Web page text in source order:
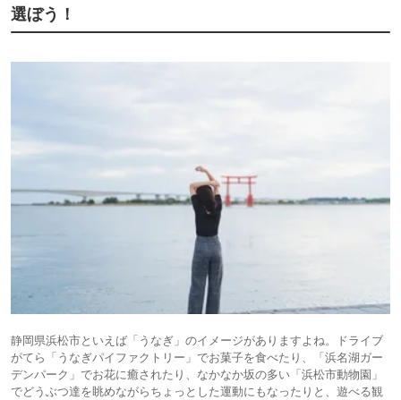
選ぼう！
静岡県浜松市といえば「うなぎ」のイメージがありますよね。ドライブ
がてら「うなぎパイファクトリー」でお菓子を食べたり、「浜名湖ガー
デンパーク」でお花に癒されたり、なかなか坂の多い「浜松市動物園」
でどうぶつ達を眺めながらちょっとした運動にもなったりと、遊べる観